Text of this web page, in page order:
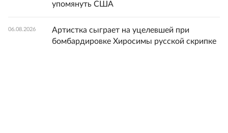
упомянуть США
06.08.2026
Артистка сыграет на уцелевшей при
бомбардировке Хиросимы русской скрипке